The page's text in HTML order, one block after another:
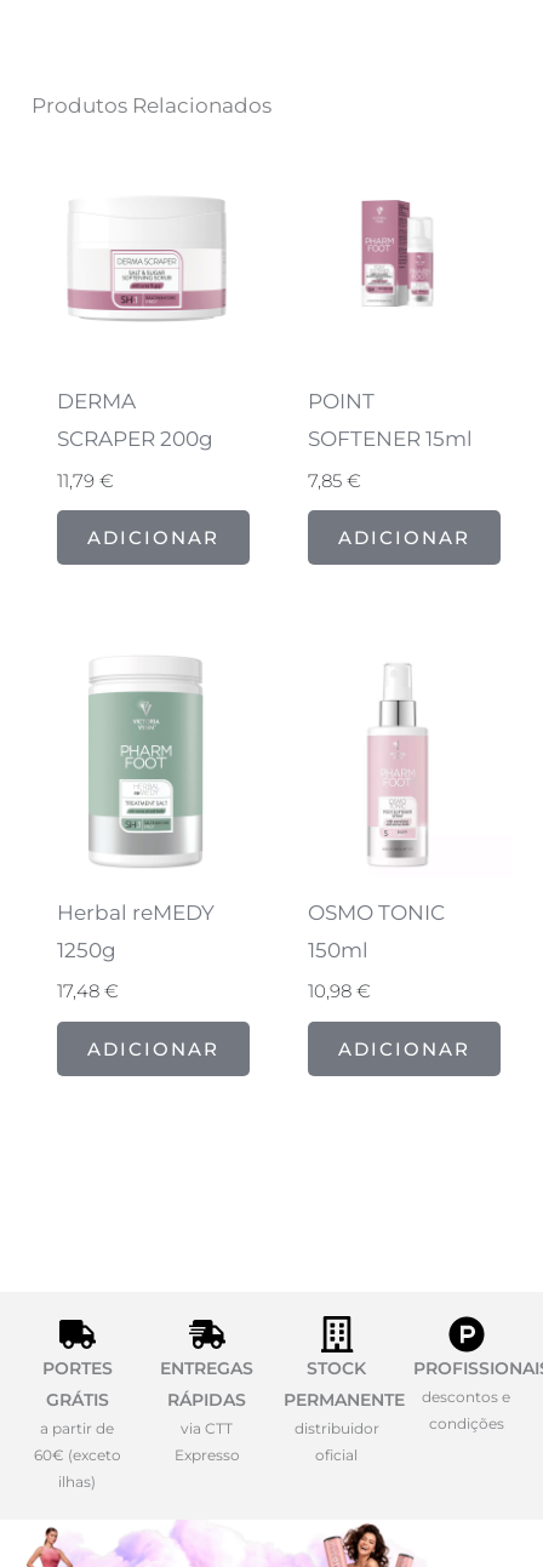
Produtos Relacionados
DERMA
SCRAPER 200g
11,79 €
ADICIONAR
POINT
SOFTENER 15ml
7,85€
ADICIONAR
Herbal reMEDY
1250g
17,48 €
ADICIONAR
OSMO TONIC
150ml
10,98€
ADICIONAR
PORTES
GRÁTIS
a partir de
60€ (exceto
ilhas)
ENTREGAS
RÁPIDAS
via CTT
Expresso
STOCK
PERMANENTE
distribuidor
oficial
descontos e
condições